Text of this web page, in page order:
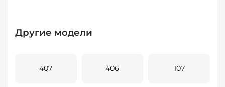
Другие модели
407 406 107